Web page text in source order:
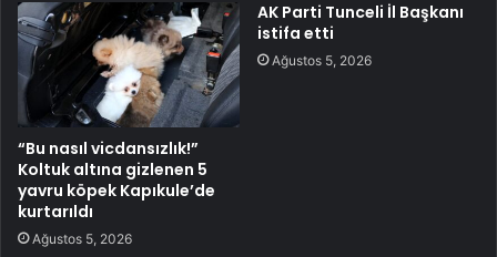
“Bu nasıl vicdansızlık!”
Koltuk altına gizlenen 5
yavru köpek Kapıkule’de
kurtarıldı
Ağustos 5, 2026
AK Parti Tunceli İl Başkanı
istifa etti
Ağustos 5, 2026